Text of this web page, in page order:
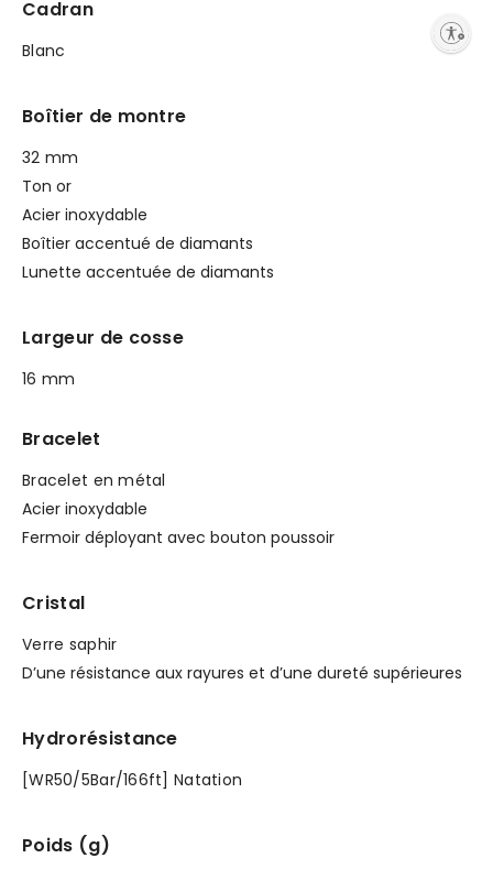
Cadran
Blanc
Boîtier de montre
32 mm
Ton or
Acier inoxydable
Boîtier accentué de diamants
Lunette accentuée de diamants
Largeur de cosse
16 mm
Bracelet
Bracelet en métal
Acier inoxydable
Fermoir déployant avec bouton poussoir
Cristal
Verre saphir
D’une résistance aux rayures et d’une dureté supérieures
Hydrorésistance
[WR50/5Bar/166ft] Natation
Poids (g)